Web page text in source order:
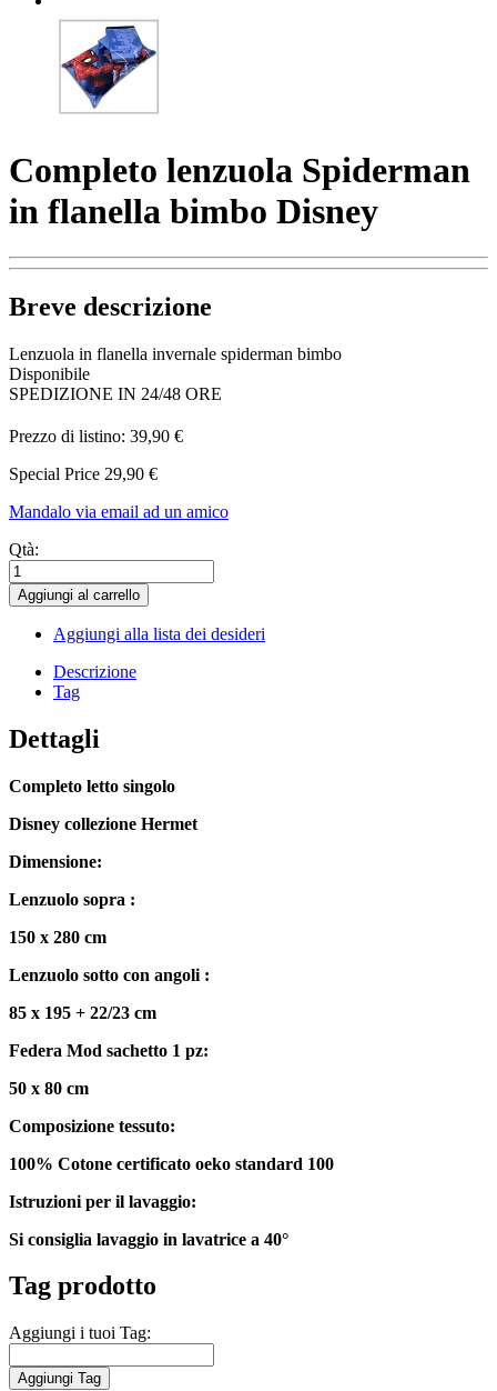
Completo lenzuola Spiderman
in flanella bimbo Disney
Breve descrizione
Lenzuola in flanella invernale spiderman bimbo
Disponibile
SPEDIZIONE IN 24/48 ORE
Prezzo di listino: 39,90 €
Special Price 29,90 €
Mandalo via email ad un amico
Qtà:
Aggiungi al carrello
Aggiungi alla lista dei desideri
Descrizione
Tag
Dettagli
Completo letto singolo
Disney collezione Hermet
Dimensione:
Lenzuolo sopra :
150 x 280 cm
Lenzuolo sotto con angoli :
85 x 195 + 22/23 cm
Federa Mod sachetto 1 pz:
50 x 80 cm
Composizione tessuto:
100% Cotone certificato oeko standard 100
Istruzioni per il lavaggio:
Si consiglia lavaggio in lavatrice a 40°
Tag prodotto
Aggiungi i tuoi Tag:
Aggiungi Tag